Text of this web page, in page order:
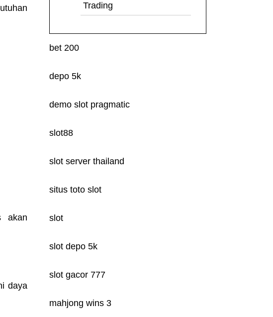
akan
daya
Trading
bet 200
depo 5k
demo slot pragmatic
slot88
slot server thailand
situs toto slot
slot
slot depo 5k
slot gacor 777
mahjong wins 3